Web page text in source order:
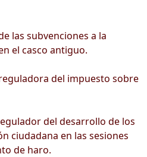
las subvenciones a la
el casco antiguo.
del impuesto sobre
del desarrollo de los
ciudadana en las sesiones
de haro.